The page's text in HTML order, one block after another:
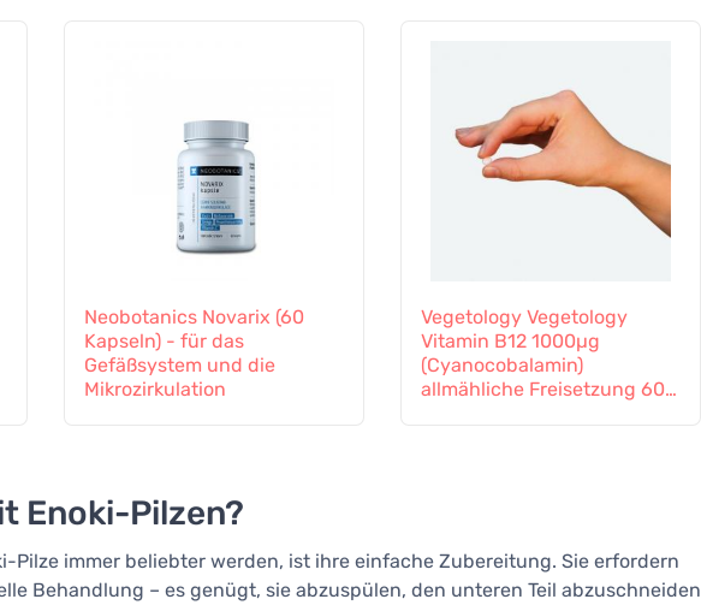
Neobotanics Novarix (60
Kapseln) - für das
Gefäßsystem und die
Mikrozirkulation
Vegetology Vegetology
Vitamin B12 1000µg
(Cyanocobalamin)
allmähliche Freisetzung 60
Enoki-Pilzen?
Pilze immer beliebter werden, ist ihre einfache Zubereitung. Sie erfordern
Behandlung – es genügt, sie abzuspülen, den unteren Teil abzuschneiden